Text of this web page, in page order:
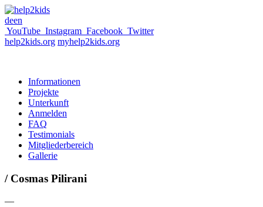
deen
YouTube Instagram Facebook Twitter
help2kids.org myhelp2kids.org
Informationen
Projekte
Unterkunft
Anmelden
FAQ
Testimonials
Mitgliederbereich
Gallerie
/ Cosmas Pilirani
—